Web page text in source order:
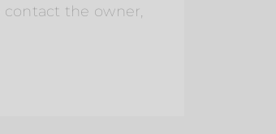
contact the owner,